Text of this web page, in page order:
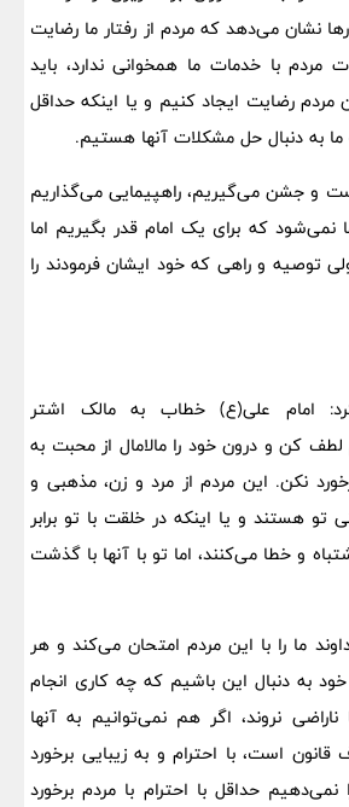
نشان می‌دهد که مردم از رفتار ما رضایت
مردم با خدمات ما همخوانی ندارد، باید
رضایت ایجاد کنیم و یا اینکه حداقل
ما به دنبال حل مشکلات آنها هستیم.
و جشن می‌گیریم، راهپیمایی می‌گذاریم
نمی‌شود که برای یک امام قدر بگیریم اما
توصیه و راهی که خود ایشان فرمودند را
امام علی(ع) خطاب به مالک اشتر
کن و درون خود را مالامال از محبت به
نکن. این مردم از مرد و زن، مذهبی و
تو هستند و یا اینکه در خلقت با تو برابر
و خطا می‌کنند، اما تو با آنها با گذشت
ما را با این مردم امتحان می‌کند و هر
به دنبال این باشیم که چه کاری انجام
نروند، اگر هم نمی‌توانیم به آنها
است، با احترام و به زیبایی برخورد
حداقل با احترام با مردم برخورد